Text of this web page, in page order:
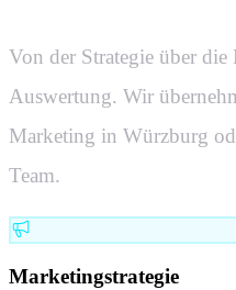
Von der Strategie über die
Auswertung. Wir
Marketing in Würzburg
Team.
Marketingstrategie